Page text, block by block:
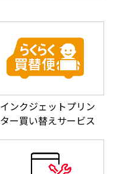
インクジェットプリン
ター買い替えサービス